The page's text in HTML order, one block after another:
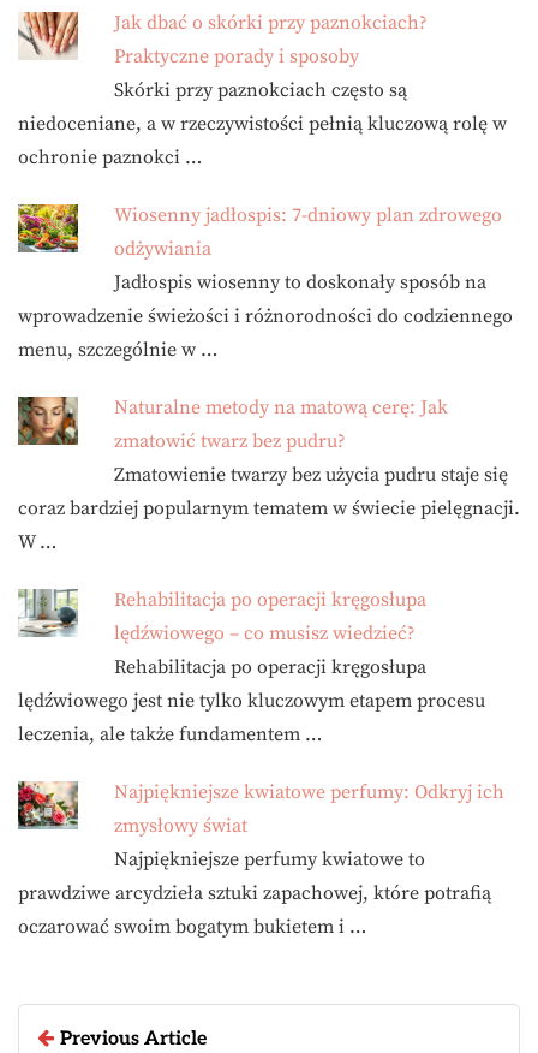
Jak dbać o skórki przy paznokciach?
Praktyczne porady i sposoby
Skórki przy paznokciach często są
niedoceniane, a w rzeczywistości pełnią kluczową rolę w
ochronie paznokci …
Wiosenny jadłospis: 7-dniowy plan zdrowego
odżywiania
Jadłospis wiosenny to doskonały sposób na
wprowadzenie świeżości i różnorodności do codziennego
menu, szczególnie w …
Naturalne metody na matową cerę: Jak
zmatowić twarz bez pudru?
Zmatowienie twarzy bez użycia pudru staje się
coraz bardziej popularnym tematem w świecie pielęgnacji.
W …
Rehabilitacja po operacji kręgosłupa
lędźwiowego – co musisz wiedzieć?
Rehabilitacja po operacji kręgosłupa
lędźwiowego jest nie tylko kluczowym etapem procesu
leczenia, ale także fundamentem …
Najpiękniejsze kwiatowe perfumy: Odkryj ich
zmysłowy świat
Najpiękniejsze perfumy kwiatowe to
prawdziwe arcydzieła sztuki zapachowej, które potrafią
oczarować swoim bogatym bukietem i …
Previous Article